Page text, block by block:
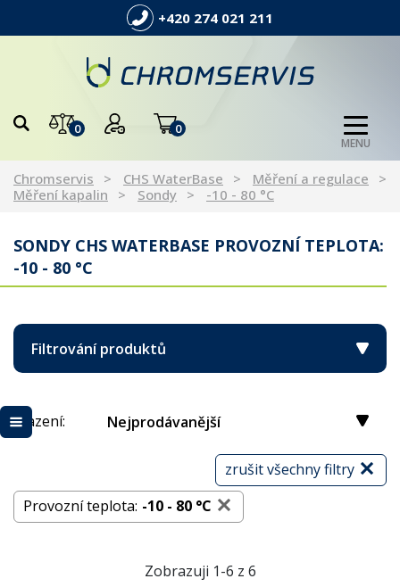
+420 274 021 211
0 0
MENU
Chromservis CHS WaterBase
Měření a regulace
Měření kapalin
Sondy -10 - 80 °C
SONDY CHS WATERBASE PROVOZNÍ TEPLOTA:
-10 - 80 °C
Filtrování produktů
Řazení: Nejprodávanější
zrušit všechny filtry
Provozní teplota: -10 - 80 °C
Zobrazuji 1-6 z 6